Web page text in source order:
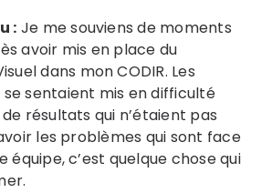
: Je me souviens de moments
avoir mis en place du
dans mon CODIR. Les
sentaient mis en difficulté
résultats qui n’étaient pas
les problèmes qui sont face
équipe, c’est quelque chose qui